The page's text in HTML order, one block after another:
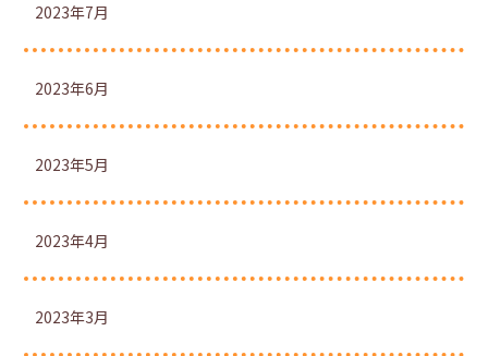
2023年7月
2023年6月
2023年5月
2023年4月
2023年3月